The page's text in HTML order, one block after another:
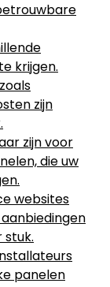
krijgen.
zijn
zijn voor
die uw
websites
stuk.
panelen